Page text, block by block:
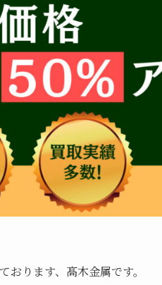
おります、髙木金属です。